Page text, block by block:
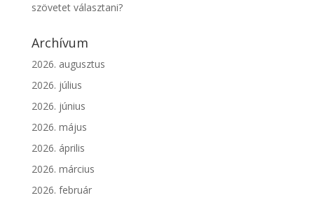
szövetet választani?
Archívum
2026. augusztus
2026. július
2026. június
2026. május
2026. április
2026. március
2026. február